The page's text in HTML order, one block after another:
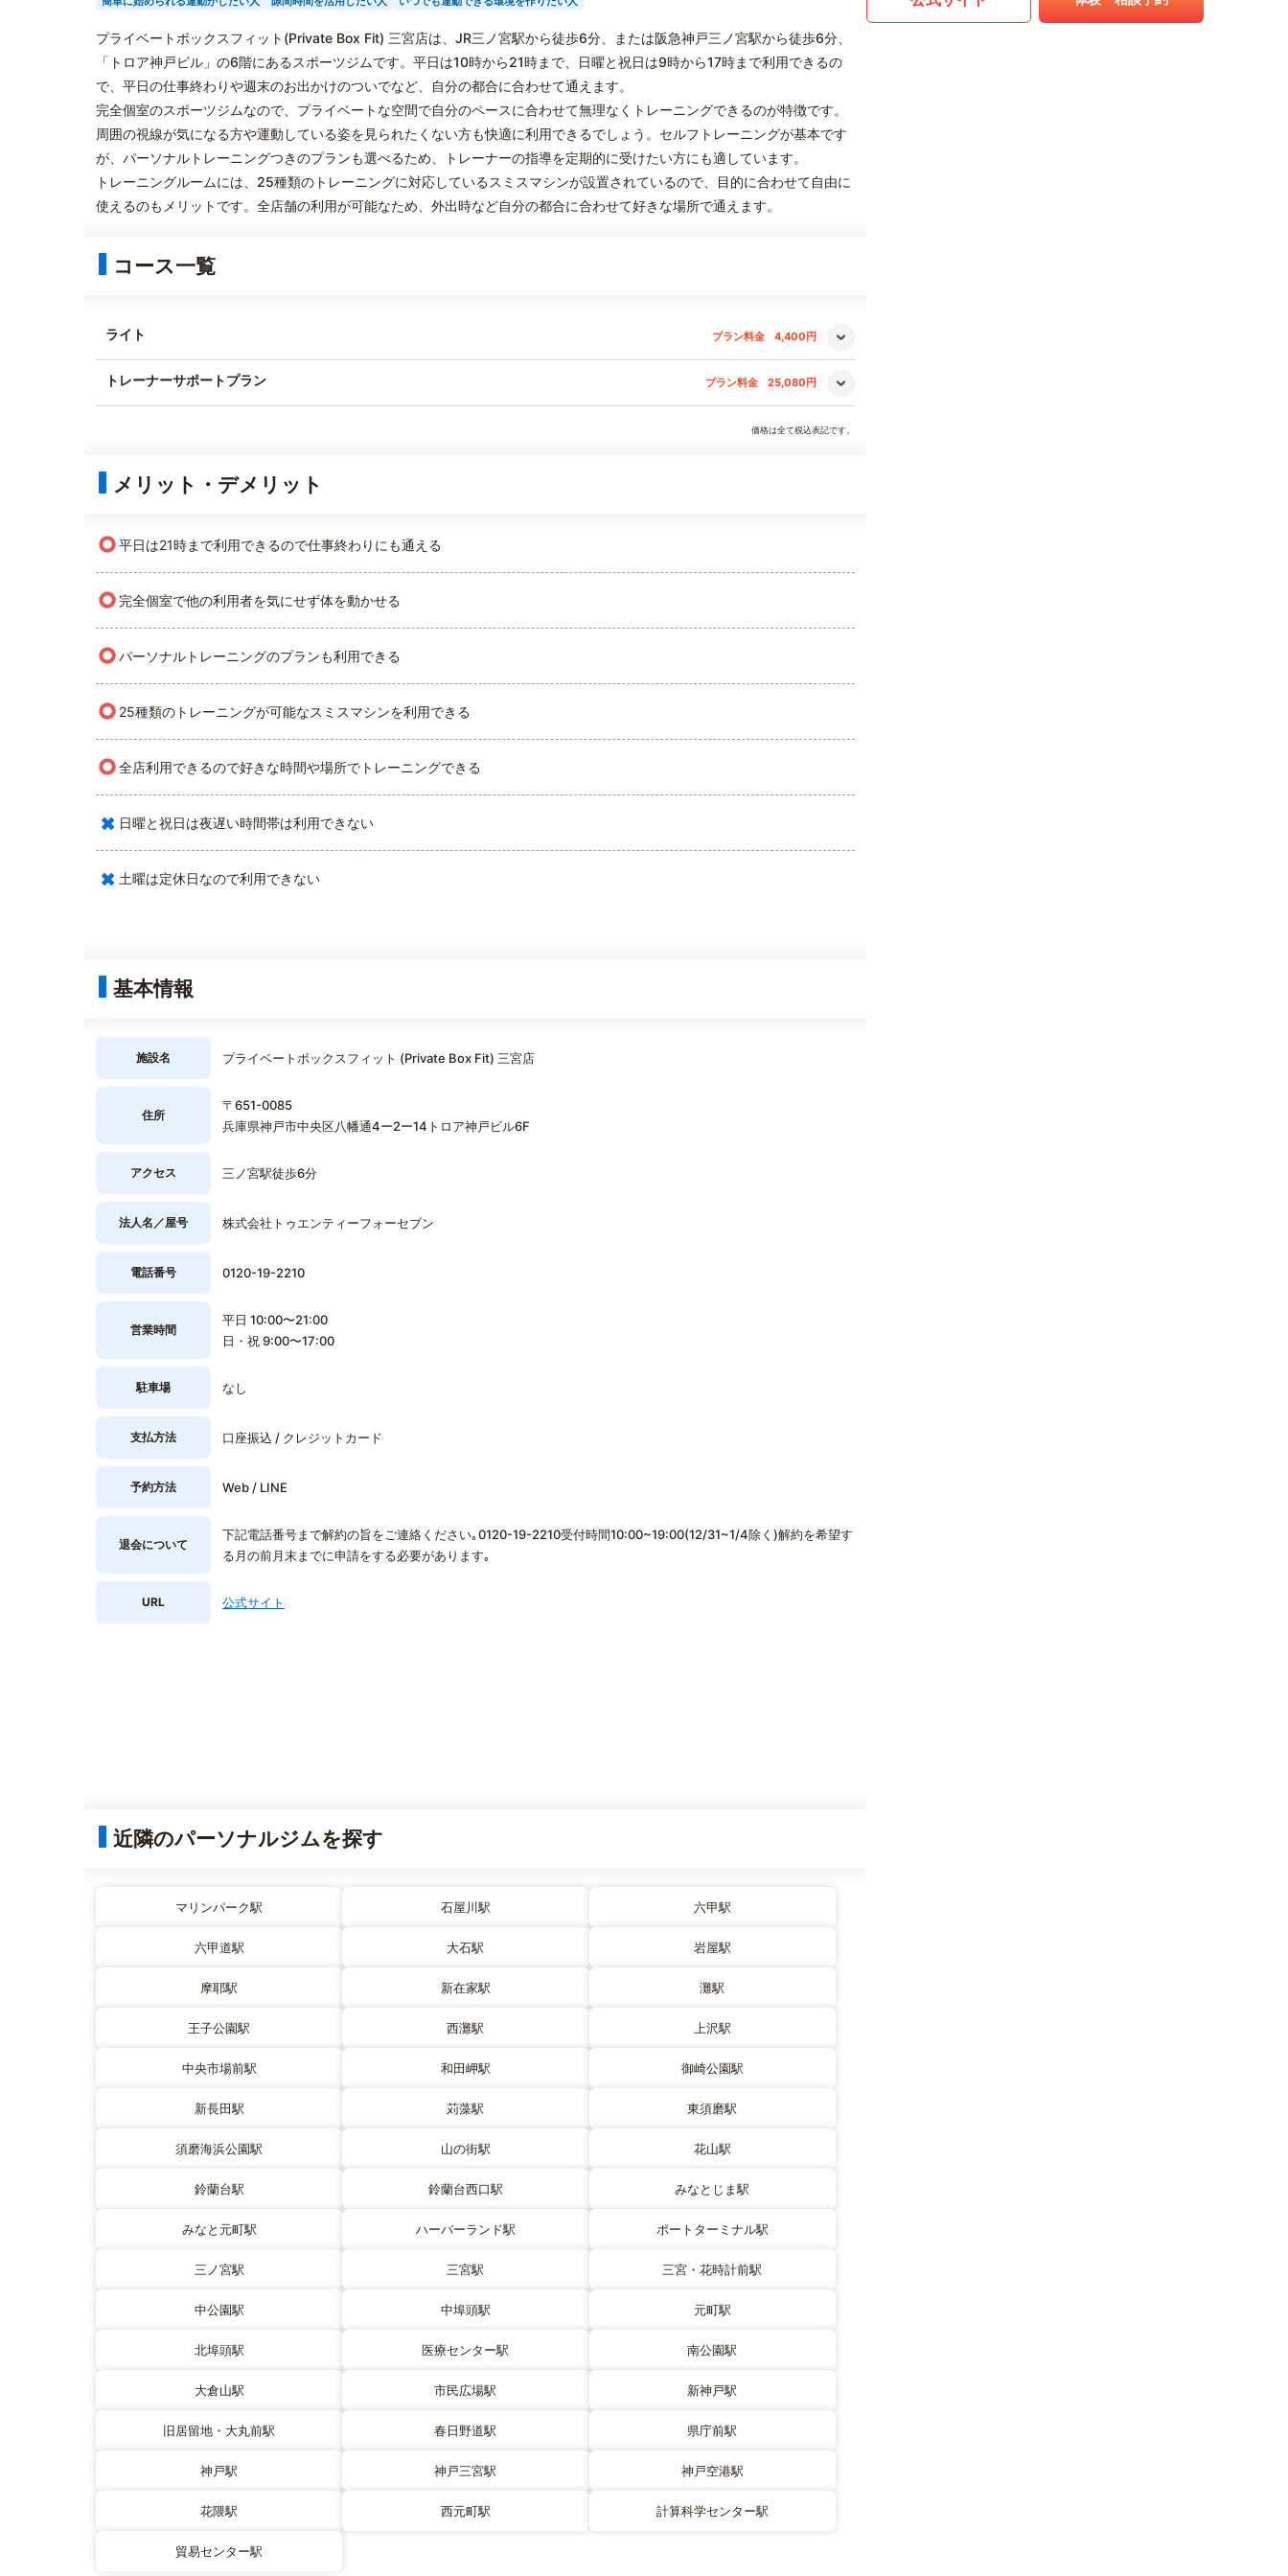
プライベートボックスフィット(Private Box Fit) 三宮店は、JR三ノ宮駅から徒歩6分、または阪急神戸三ノ宮駅から徒歩6分、
「トロア神戸ビル」の6階にあるスポーツジムです。平日は10時から21時まで、日曜と祝日は9時から17時まで利用できるの
で、平日の仕事終わりや週末のお出かけのついでなど、自分の都合に合わせて通えます。
完全個室のスポーツジムなので、プライベートな空間で自分のペースに合わせて無理なくトレーニングできるのが特徴です。
周囲の視線が気になる方や運動している姿を見られたくない方も快適に利用できるでしょう。セルフトレーニングが基本です
が、パーソナルトレーニングつきのプランも選べるため、トレーナーの指導を定期的に受けたい方にも適しています。
トレーニングルームには、25種類のトレーニングに対応しているスミスマシンが設置されているので、目的に合わせて自由に
使えるのもメリットです。全店舗の利用が可能なため、外出時など自分の都合に合わせて好きな場所で通えます。
コース一覧
ライト プラン料金 4,400円
トレーナーサポートプラン プラン料金 25,080円
価格は全て税込表記です。
メリット・デメリット
○平日は21時まで利用できるので仕事終わりにも通える
○ 完全個室で他の利用者を気にせず体を動かせる
○パーソナルトレーニングのプランも利用できる
○ 25種類のトレーニングが可能なスミスマシンを利用できる
○全店利用できるので好きな時間や場所でトレーニングできる
× 日曜と祝日は夜遅い時間帯は利用できない
× 土曜は定休日なので利用できない
基本情報
施設名 プライベートボックスフィット (Private Box Fit) 三宮店
住所
〒651-0085
兵庫県神戸市中央区八幡通4ー2ー14トロア神戸ビル6F
アクセス 三ノ宮駅徒歩6分
法人名／屋号 株式会社トゥエンティーフォーセブン
電話番号 0120-19-2210
営業時間
平日 10:00〜21:00
日・祝 9:00〜17:00
駐車場 なし
支払方法 口座振込 / クレジットカード
予約方法 Web / LINE
退会について
下記電話番号まで解約の旨をご連絡ください｡0120-19-2210受付時間10:00~19:00(12/31~1/4除く)解約を希望す
る月の前月末までに申請をする必要があります｡
URL 公式サイト
近隣のパーソナルジムを探す
マリンパーク駅 石屋川駅 六甲駅
六甲道駅 大石駅 岩屋駅
摩耶駅 新在家駅 灘駅
王子公園駅 西灘駅 上沢駅
中央市場前駅 和田岬駅 御崎公園駅
新長田駅 苅藻駅 東須磨駅
須磨海浜公園駅 山の街駅 花山駅
鈴蘭台駅 鈴蘭台西口駅 みなとじま駅
みなと元町駅 ハーバーランド駅 ポートターミナル駅
三ノ宮駅 三宮駅 三宮・花時計前駅
中公園駅 中埠頭駅 元町駅
北埠頭駅 医療センター駅 南公園駅
大倉山駅 市民広場駅 新神戸駅
旧居留地・大丸前駅 春日野道駅 県庁前駅
神戸駅 神戸三宮駅 神戸空港駅
花隈駅 西元町駅 計算科学センター駅
貿易センター駅